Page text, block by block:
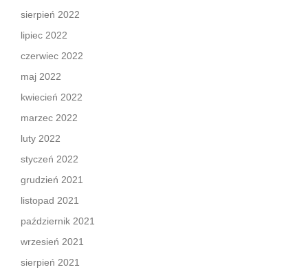
sierpień 2022
lipiec 2022
czerwiec 2022
maj 2022
kwiecień 2022
marzec 2022
luty 2022
styczeń 2022
grudzień 2021
listopad 2021
październik 2021
wrzesień 2021
sierpień 2021